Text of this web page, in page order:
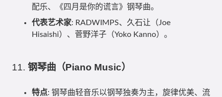
配乐、《四月是你的谎言》钢琴曲。
代表艺术家: RADWIMPS、久石让（Joe
Hisaishi）、菅野洋子（Yoko Kanno）。
11. 钢琴曲（Piano Music）
特点: 钢琴曲轻音乐以钢琴独奏为主，旋律优美、流